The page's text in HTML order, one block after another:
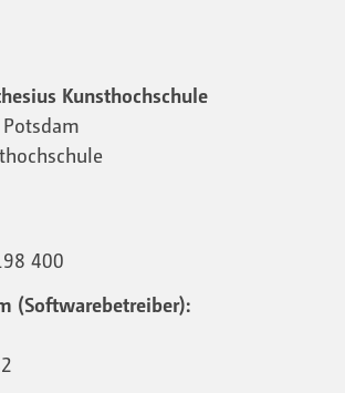
Kunsthochschule
400
(Softwarebetreiber):